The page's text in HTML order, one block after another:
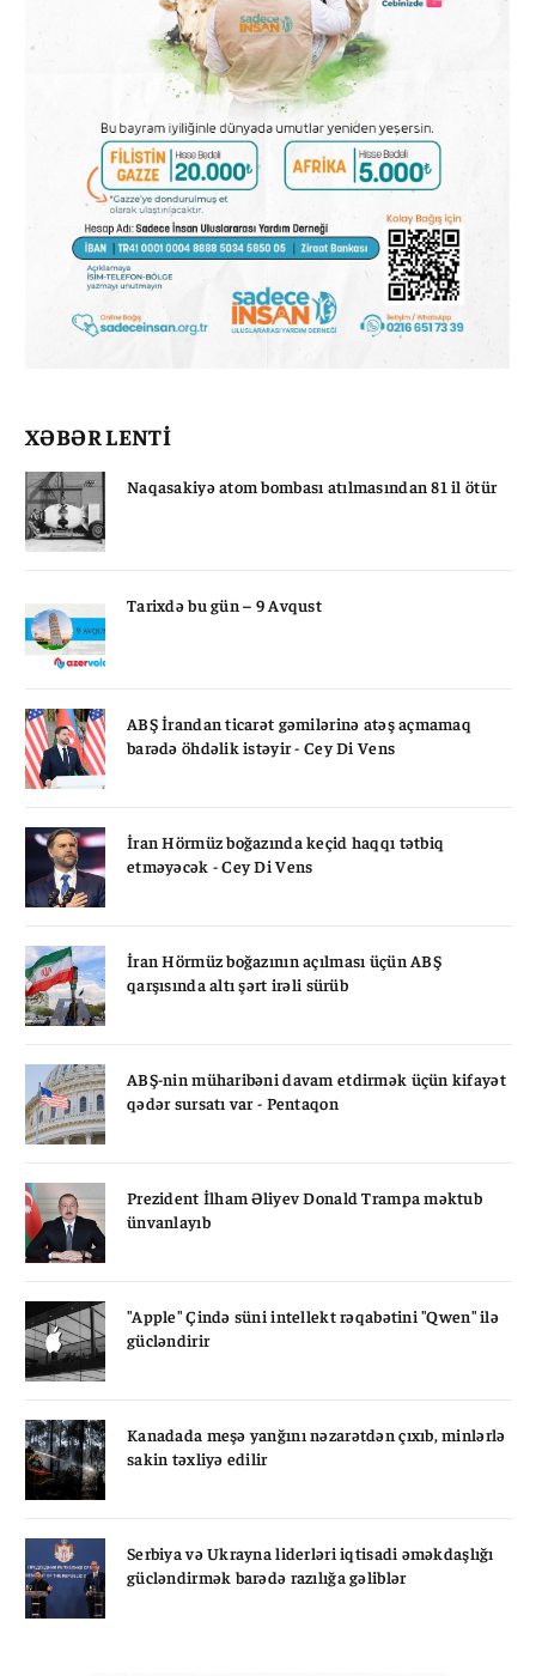
XƏBƏR LENTİ
Naqasakiyə atom bombası atılmasından 81 il ötür
Tarixdə bu gün – 9 Avqust
ABŞ İrandan ticarət gəmilərinə atəş açmamaq
barədə öhdəlik istəyir - Cey Di Vens
İran Hörmüz boğazında keçid haqqı tətbiq
etməyəcək - Cey Di Vens
İran Hörmüz boğazının açılması üçün ABŞ
qarşısında altı şərt irəli sürüb
ABŞ-nin müharibəni davam etdirmək üçün kifayət
qədər sursatı var - Pentaqon
Prezident İlham Əliyev Donald Trampa məktub
ünvanlayıb
"Apple" Çində süni intellekt rəqabətini "Qwen" ilə
gücləndirir
Kanadada meşə yanğını nəzarətdən çıxıb, minlərlə
sakin təxliyə edilir
Serbiya və Ukrayna liderləri iqtisadi əməkdaşlığı
gücləndirmək barədə razılığa gəliblər